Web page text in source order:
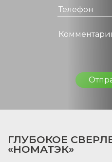
ГЛУБОКОЕ
«НОМАТЭК»